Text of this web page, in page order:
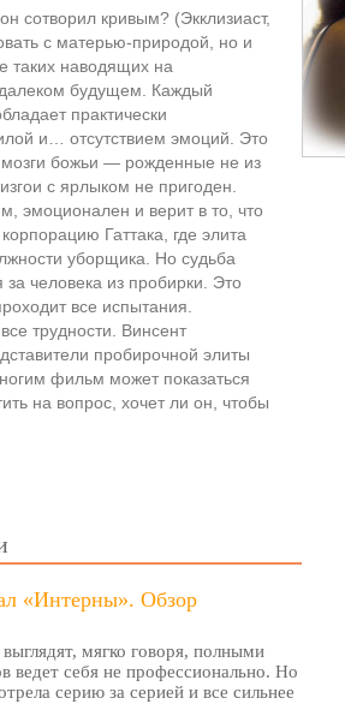
сотворил кривым? (Экклизиаст,
с матерью-природой, но и
таких наводящих на
будущем. Каждый
практически
и… отсутствием эмоций. Это
мозги божьи — рожденные не из
с ярлыком не пригоден.
эмоционален и верит в то, что
Гаттака, где элита
уборщика. Но судьба
человека из пробирки. Это
все испытания.
трудности. Винсент
пробирочной элиты
фильм может показаться
на вопрос, хочет ли он, чтобы
«Интерны». Обзор
мягко говоря, полными
ведет себя не профессионально. Но
серию за серией и все сильнее